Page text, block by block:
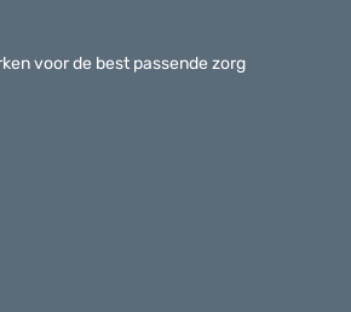
voor de best passende zorg